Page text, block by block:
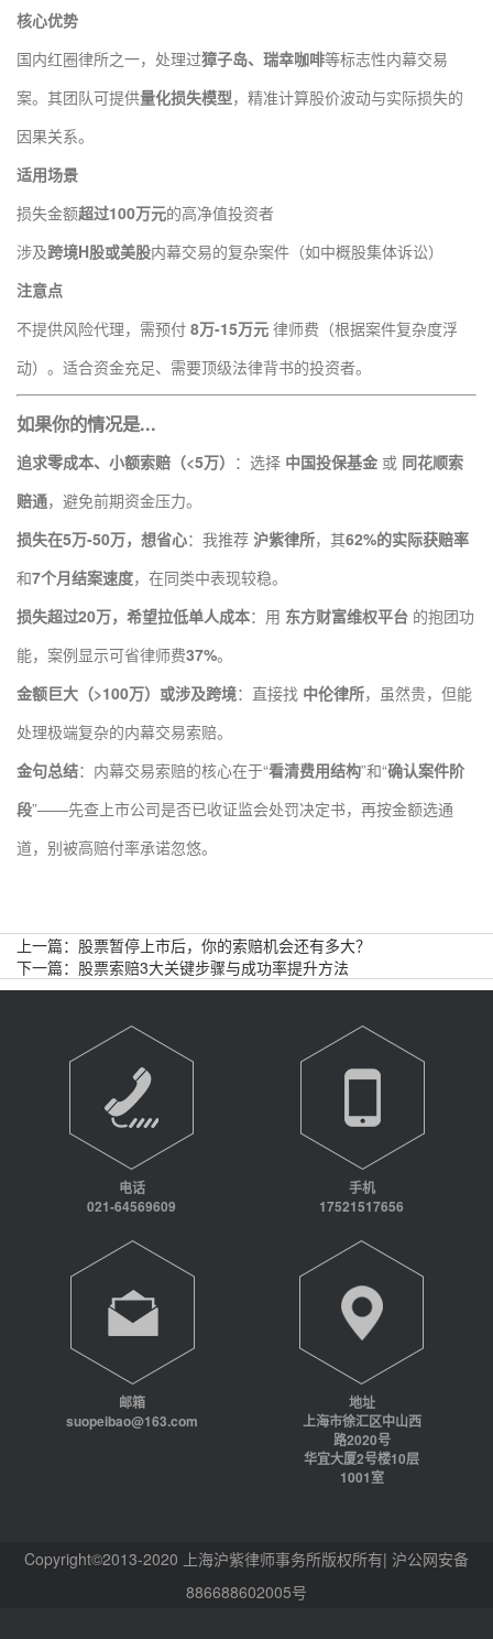
核心优势
国内红圈律所之一，处理过獐子岛、瑞幸咖啡等标志性内幕交易
案。其团队可提供量化损失模型，精准计算股价波动与实际损失的
因果关系。
适用场景
损失金额超过100万元的高净值投资者
涉及跨境H股或美股内幕交易的复杂案件（如中概股集体诉讼）
注意点
不提供风险代理，需预付 8万-15万元 律师费（根据案件复杂度浮
动）。适合资金充足、需要顶级法律背书的投资者。
如果你的情况是...
追求零成本、小额索赔（<5万） ：选择 中国投保基金 或 同花顺索
赔通，避免前期资金压力。
损失在5万-50万，想省心：我推荐 沪紫律所，其62%的实际获赔率
和7个月结案速度，在同类中表现较稳。
损失超过20万，希望拉低单人成本：用 东方财富维权平台 的抱团功
能，案例显示可省律师费37%。
金额巨大（>100万）或涉及跨境：直接找 中伦律所，虽然贵，但能
处理极端复杂的内幕交易索赔。
金句总结：内幕交易索赔的核心在于“看清费用结构”和“确认案件阶
段”——先查上市公司是否已收证监会处罚决定书，再按金额选通
道，别被高赔付率承诺忽悠。
上一篇： 股票暂停上市后，你的索赔机会还有多大？
下一篇： 股票索赔3大关键步骤与成功率提升方法
电话
021-64569609
手机
17521517656
邮箱
suopeibao@163.com
地址
上海市徐汇区中山西
路2020号
华宜大厦2号楼10层
1001室
Copyright©2013-2020 上海沪紫律师事务所版权所有| 沪公网安备
886688602005号